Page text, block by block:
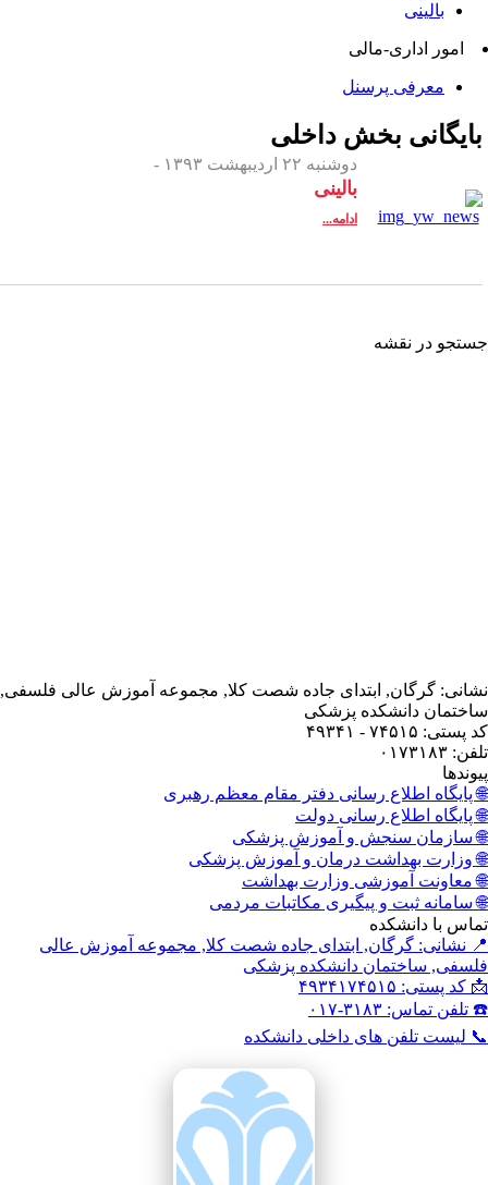
بالینی
امور اداری-مالی
معرفی پرسنل
بخشداخلی
دوشنبه ۲۲ اردیبهشت ۱۳۹۳ -
بالینی
ادامه...
در نقشه
گرگان, ابتدای جاده شصت کلا, مجموعه آموزش عالی فلسفی,
دانشکده پزشکی
۷۴۵۱۵ - ۴۹۳۴۱
۰۱۷۳۱۸۳
پایگاه اطلاع رسانی دفتر مقام معظم رهبری
پایگاه اطلاع رسانی دولت
سازمان سنجش و آموزش پزشکی
وزارت بهداشت درمان و آموزش پزشکی
معاونت آموزشی وزارت بهداشت
سامانه ثبت و پیگیری مکاتبات مردمی
با دانشکده
نشانی: گرگان, ابتدای جاده شصت کلا, مجموعه آموزش عالی
ساختمان دانشکده پزشکی
پستی: ۴۹۳۴۱۷۴۵۱۵
تماس: ۳۱۸۳-۰۱۷
لیست تلفن های داخلی دانشکده